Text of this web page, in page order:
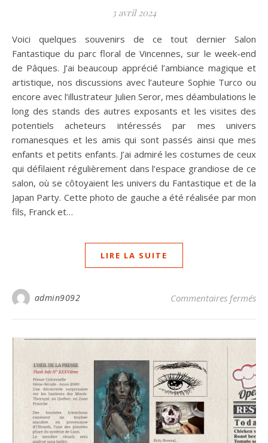
3 avril 2024
Voici quelques souvenirs de ce tout dernier Salon
Fantastique du parc floral de Vincennes, sur le week-end
de Pâques. J’ai beaucoup apprécié l’ambiance magique et
artistique, nos discussions avec l’auteure Sophie Turco ou
encore avec l’illustrateur Julien Seror, mes déambulations le
long des stands des autres exposants et les visites des
potentiels acheteurs intéressés par mes univers
romanesques et les amis qui sont passés ainsi que mes
enfants et petits enfants. J’ai admiré les costumes de ceux
qui défilaient régulièrement dans l’espace grandiose de ce
salon, où se côtoyaient les univers du Fantastique et de la
Japan Party. Cette photo de gauche a été réalisée par mon
fils, Franck et…
LIRE LA SUITE
admin9092 Commentaires fermés